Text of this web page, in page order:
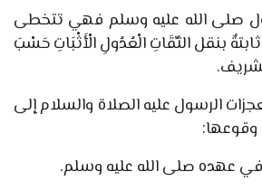
صلى الله عليه وسلم فهي تتخطى
بنقل الثِّقَاتِ الْعُدُولِ الْأَثْبَاتِ حَسْبَ
الرسول عليه الصلاة والسلام إلى
عهده صلى الله عليه وسلم.